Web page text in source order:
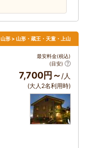
山形 > 山形・蔵王・天童・上山
最安料金(税込)
(目安)
7,700円～/人
(大人2名利用時)